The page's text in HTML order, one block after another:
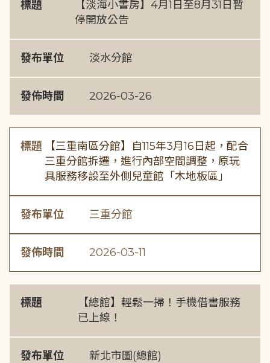
標題
【淡海小書房】4月1日至8月31日暫
停開放公告
發布單位 淡水分館
發佈時間 2026-03-26
標題
【三重南區分館】自115年3月16日起，配合
三重分館拆遷，進行內部空間調整，原玩
具服務移設至外側兒童館「木地板區」
發布單位 三重分館
發佈時間 2026-03-11
標題
【總館】輕鬆一掃！手機借書服務
已上線！
發布單位 新北市圖(總館)